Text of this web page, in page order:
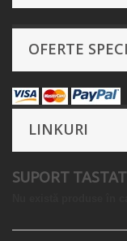
OFERTE
LINKURI
SUPORT